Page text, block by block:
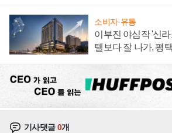
소비자·유통
이부진 야심작 '신
텔보다 잘 나가, 평
기사댓글0개